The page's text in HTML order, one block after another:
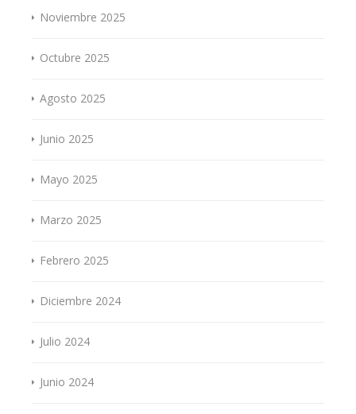
Noviembre 2025
Octubre 2025
Agosto 2025
Junio 2025
Mayo 2025
Marzo 2025
Febrero 2025
Diciembre 2024
Julio 2024
Junio 2024